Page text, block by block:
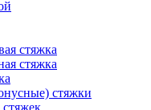
стяжка
стяжка
стяжки